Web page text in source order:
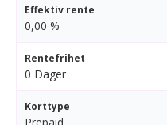
Effektiv rente
0,00 %
Rentefrihet
0 Dager
Korttype